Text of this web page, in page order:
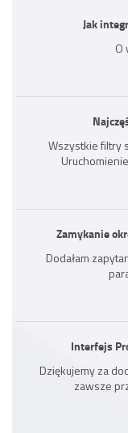
Jak
O
Wszystkie filtry
Zamykanie
Dodałam
Interfejs
Dziękujemy za
zawsze